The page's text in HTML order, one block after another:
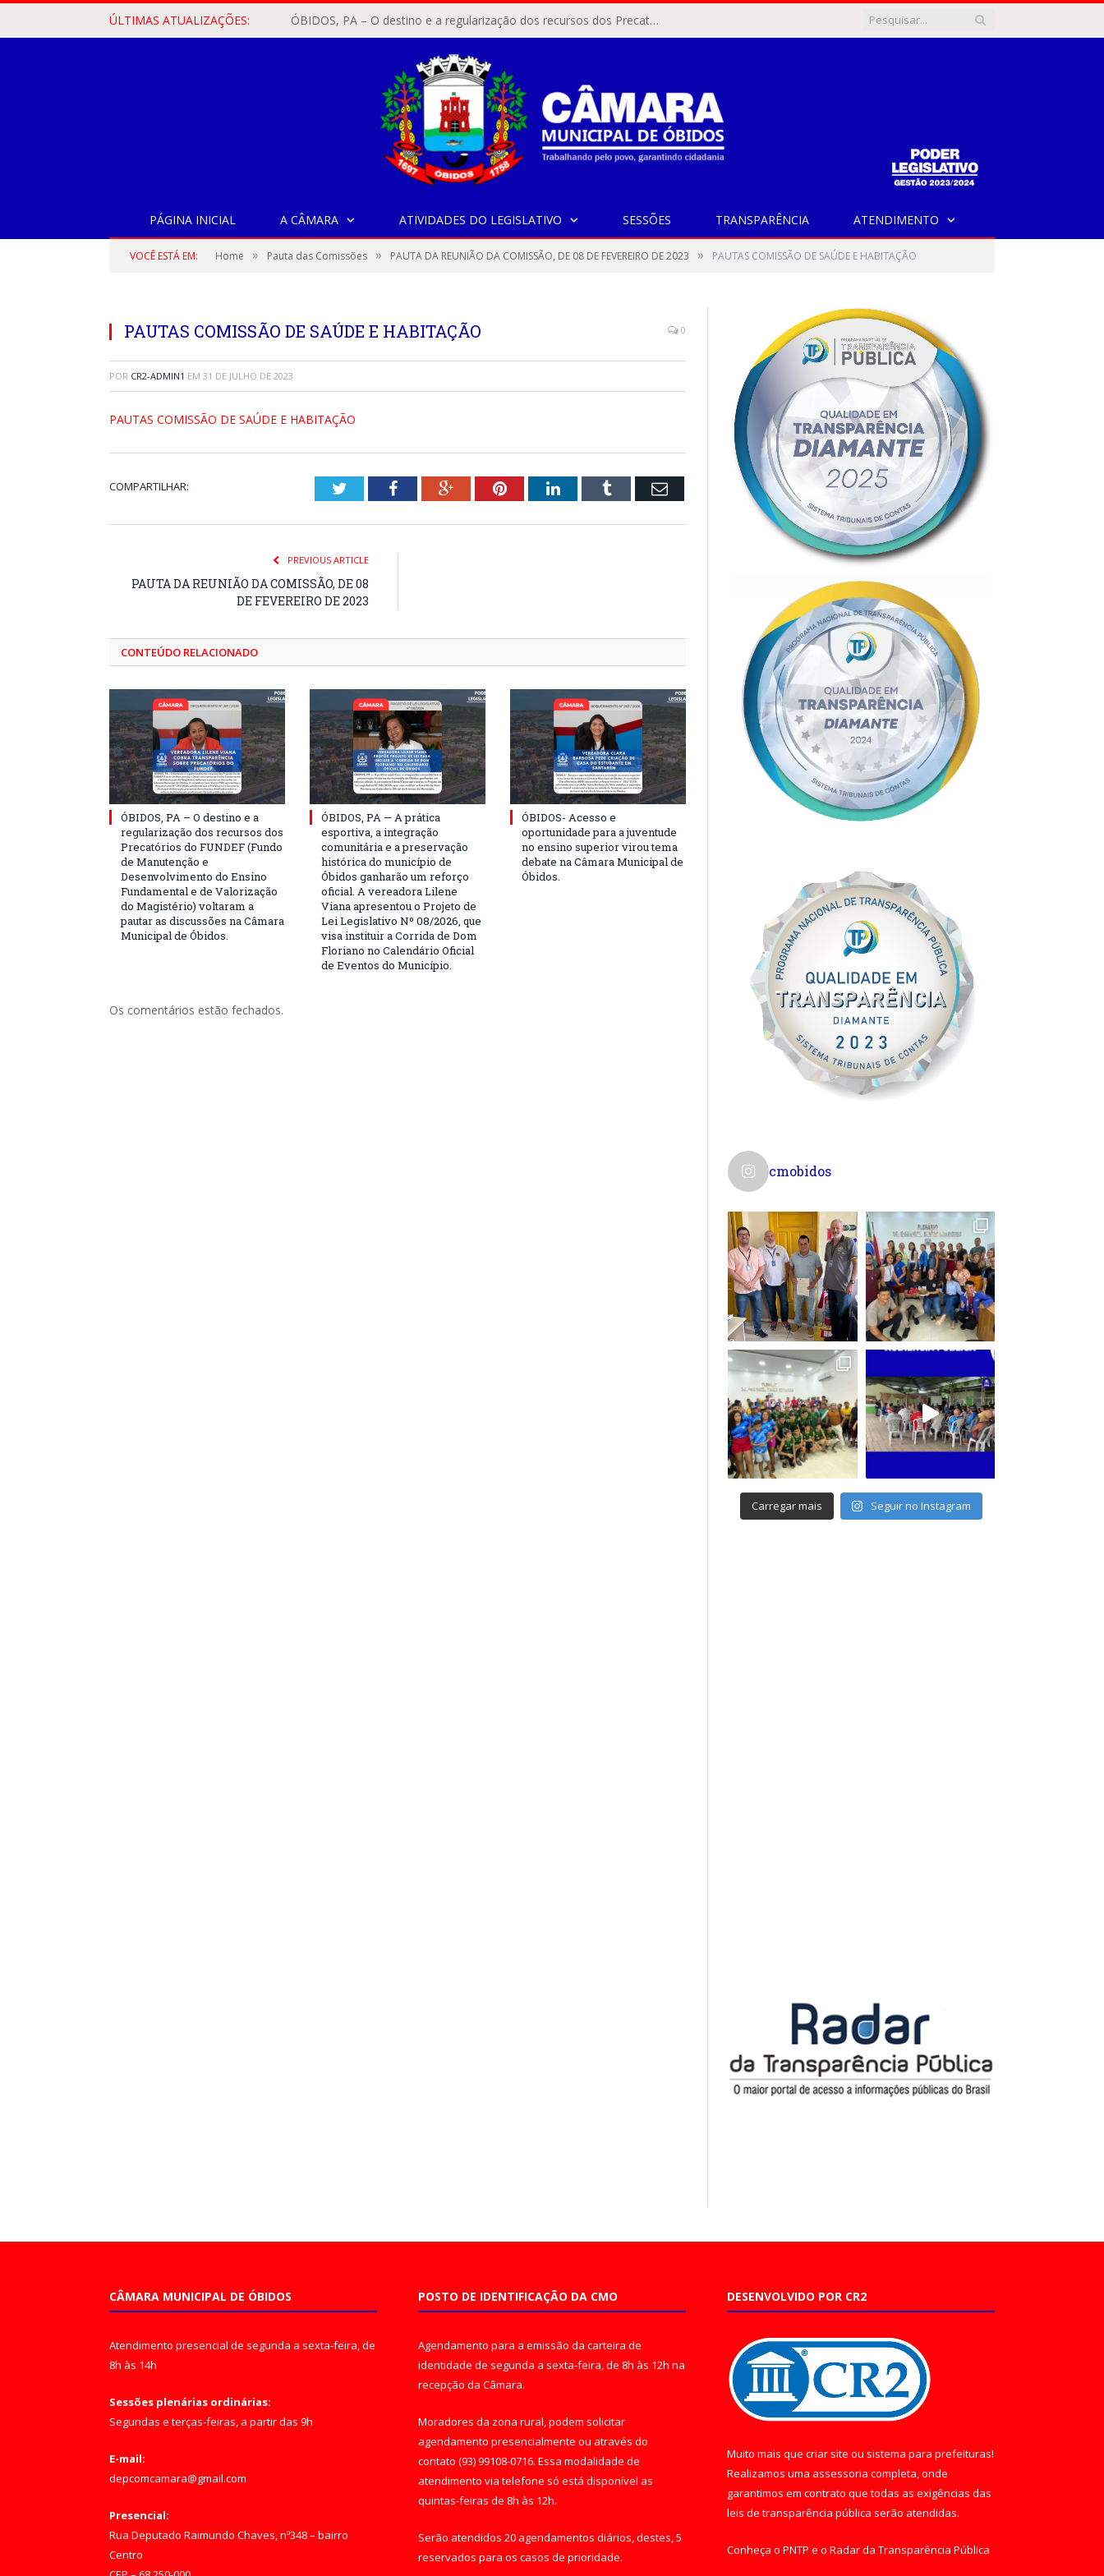
ÚLTIMAS ATUALIZAÇÕES: ÓBIDOS, PA – O destino e a regularização dos recursos dos Precatórios do FUNDEF (Fundo de Manutenção e Desenvolvimento do Ensino Fundamental e de Valorização do Magistério) voltaram a pautar as discussões na Câmara Municipal de Óbidos.
PÁGINA INICIAL A CÂMARA ATIVIDADES DO LEGISLATIVO SESSÕES TRANSPARÊNCIA ATENDIMENTO
VOCÊ ESTÁ EM: Home » Pauta das Comissões » PAUTA DA REUNIÃO DA COMISSÃO, DE 08 DE FEVEREIRO DE 2023 » PAUTAS COMISSÃO DE SAÚDE E HABITAÇÃO
PAUTAS COMISSÃO DE SAÚDE E HABITAÇÃO 0
POR CR2-ADMIN1 EM 31 DE JULHO DE 2023
PAUTAS COMISSÃO DE SAÚDE E HABITAÇÃO
COMPARTILHAR: TwitterFacebookGoogle+PinterestLinkedInTumblr Email
PREVIOUS ARTICLE
PAUTA DA REUNIÃO DA COMISSÃO, DE 08
DE FEVEREIRO DE 2023
CONTEÚDO RELACIONADO
ÓBIDOS, PA – O destino e a
regularização dos recursos dos
Precatórios do FUNDEF (Fundo
de Manutenção e
Desenvolvimento do Ensino
Fundamental e de Valorização
do Magistério) voltaram a
pautar as discussões na Câmara
Municipal de Óbidos.
ÓBIDOS, PA — A prática
esportiva, a integração
comunitária e a preservação
histórica do município de
Óbidos ganharão um reforço
oficial. A vereadora Lilene
Viana apresentou o Projeto de
Lei Legislativo Nº 08/2026, que
visa instituir a Corrida de Dom
Floriano no Calendário Oficial
de Eventos do Município.
ÓBIDOS- Acesso e
oportunidade para a juventude
no ensino superior virou tema
debate na Câmara Municipal de
Óbidos.
Os comentários estão fechados.
cmobidos
Carregar mais Seguir no Instagram
CÂMARA MUNICIPAL DE ÓBIDOS
Atendimento presencial de segunda a sexta-feira, de
8h às 14h
Sessões plenárias ordinárias:
Segundas e terças-feiras, a partir das 9h
E-mail:
depcomcamara@gmail.com
Presencial:
Rua Deputado Raimundo Chaves, nº348 – bairro
Centro
POSTO DE IDENTIFICAÇÃO DA CMO
Agendamento para a emissão da carteira de
identidade de segunda a sexta-feira, de 8h às 12h na
recepção da Câmara.
Moradores da zona rural, podem solicitar
agendamento presencialmente ou através do
contato (93) 99108-0716. Essa modalidade de
atendimento via telefone só está disponível as
quintas-feiras de 8h às 12h.
Serão atendidos 20 agendamentos diários, destes, 5
reservados para os casos de prioridade.
DESENVOLVIDO POR CR2
Muito mais que criar site ou sistema para prefeituras!
Realizamos uma assessoria completa, onde
garantimos em contrato que todas as exigências das
leis de transparência pública serão atendidas.
Conheça o PNTP e o Radar da Transparência Pública